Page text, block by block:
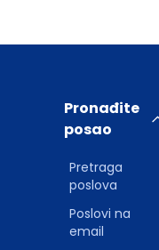
Pronađite
posao
Pretraga
poslova
Poslovi na
email